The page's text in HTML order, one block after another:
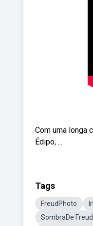
Com uma longa
Édipo, ...
Tags
FreudPhoto
SombraDe Freud